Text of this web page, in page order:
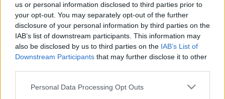
us or personal information disclosed to third parties prior to
your opt-out. You may separately opt-out of the further
disclosure of your personal information by third parties on the
IAB’s list of downstream participants. This information may
also be disclosed by us to third parties on the IAB’s List of
Downstream Participants that may further disclose it to other
Please note that this website/app uses one or more Google
Personal Data Processing Opt Outs
Német adóbevallás készítés:
WEB:http://www.nemetjovedelem.hu/